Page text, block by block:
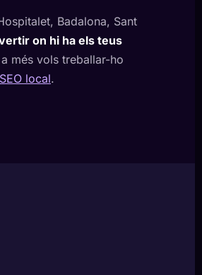
Badalona, Sant
on hi ha els teus
més vols treballar-ho
SEO local.